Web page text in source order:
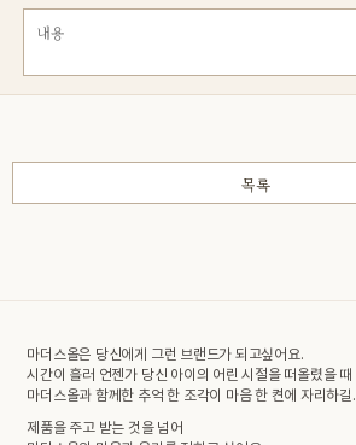
목록
마더스올은 당신에게 그런 브랜드가 되고싶어요.
시간이 흘러 언젠가 당신 아이의 어린 시절을 떠올렸을 때
마더스올과 함께한 추억 한 조각이 마음 한 켠에 자리하길.
제품을 주고 받는 것을 넘어